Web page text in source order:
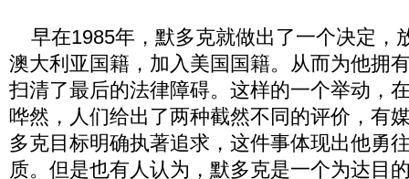
早在1985年，默多克就做出了一个决定，
澳大利亚国籍，加入美国国籍。从而为他拥
扫清了最后的法律障碍。这样的一个举动，
哗然，人们给出了两种截然不同的评价，有
多克目标明确执著追求，这件事体现出他勇
质。但是也有人认为，默多克是一个为达目